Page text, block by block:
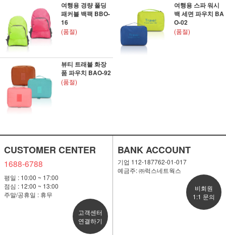
여행용 경량 폴딩
패커블 백팩 BBO-
16
(품절)
여행용 스파 워시
백 세면 파우치 BA
O-02
(품절)
뷰티 트래블 화장
품 파우치 BAO-92
(품절)
CUSTOMER CENTER
1688-6788
평일 : 10:00 ~ 17:00
점심 : 12:00 ~ 13:00
주말/공휴일 : 휴무
고객센터
연결하기
BANK ACCOUNT
기업 112-187762-01-017
예금주: ㈜럭스네트웍스
비회원
1:1 문의